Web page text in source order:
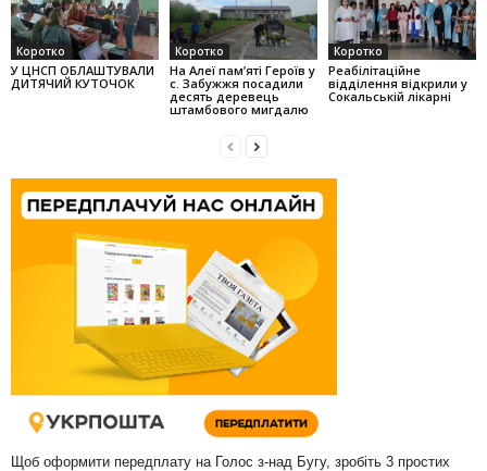
Коротко
У ЦНСП ОБЛАШТУВАЛИ
ДИТЯЧИЙ КУТОЧОК
Коротко
На Алеї па­м’яті Героїв у
с. Забужжя поса­дили
десять деревець
штамбо­вого мигдалю
Коротко
Реабілітаційне
відділення відкрили у
Сокальській лікарні
Щоб оформити передплату на Голос з-над Бугу, зробіть 3 простих